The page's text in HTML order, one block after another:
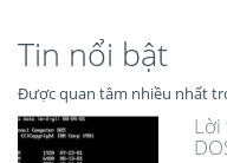
Tin nổi bật
Được quan tâm nhiều nhất
Lời